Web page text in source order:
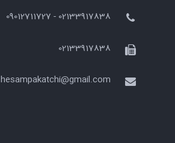
02133917838 - 09012711727
02133917838
hesampakatchi@gmail.com